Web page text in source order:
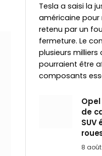
Tesla a saisi la
américaine pour
retenu par un
fermeture. Le
plusieurs milliers
pourraient être
composants
de
8